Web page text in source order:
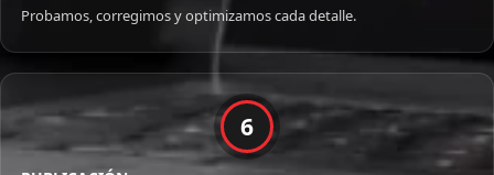
Probamos, corregimos y optimizamos cada detalle.
6